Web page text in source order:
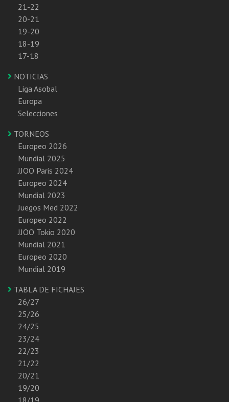
21-22
20-21
19-20
18-19
17-18
NOTICIAS
Liga Asobal
Europa
Selecciones
TORNEOS
Europeo 2026
Mundial 2025
JJOO Paris 2024
Europeo 2024
Mundial 2023
Juegos Med 2022
Europeo 2022
JJOO Tokio 2020
Mundial 2021
Europeo 2020
Mundial 2019
TABLA DE FICHAJES
26/27
25/26
24/25
23/24
22/23
21/22
20/21
19/20
18/19